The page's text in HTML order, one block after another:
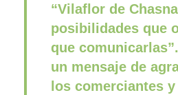
“Vilaflor de
posibilidades que
que
un mensaje de
los comerciantes